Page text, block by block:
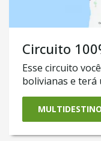
Circuito
Esse circuito
bolivianas e terá
peculiar. São 12
Bolivianos,
Cruz de la
famoso deserto
MULTIDESTINO